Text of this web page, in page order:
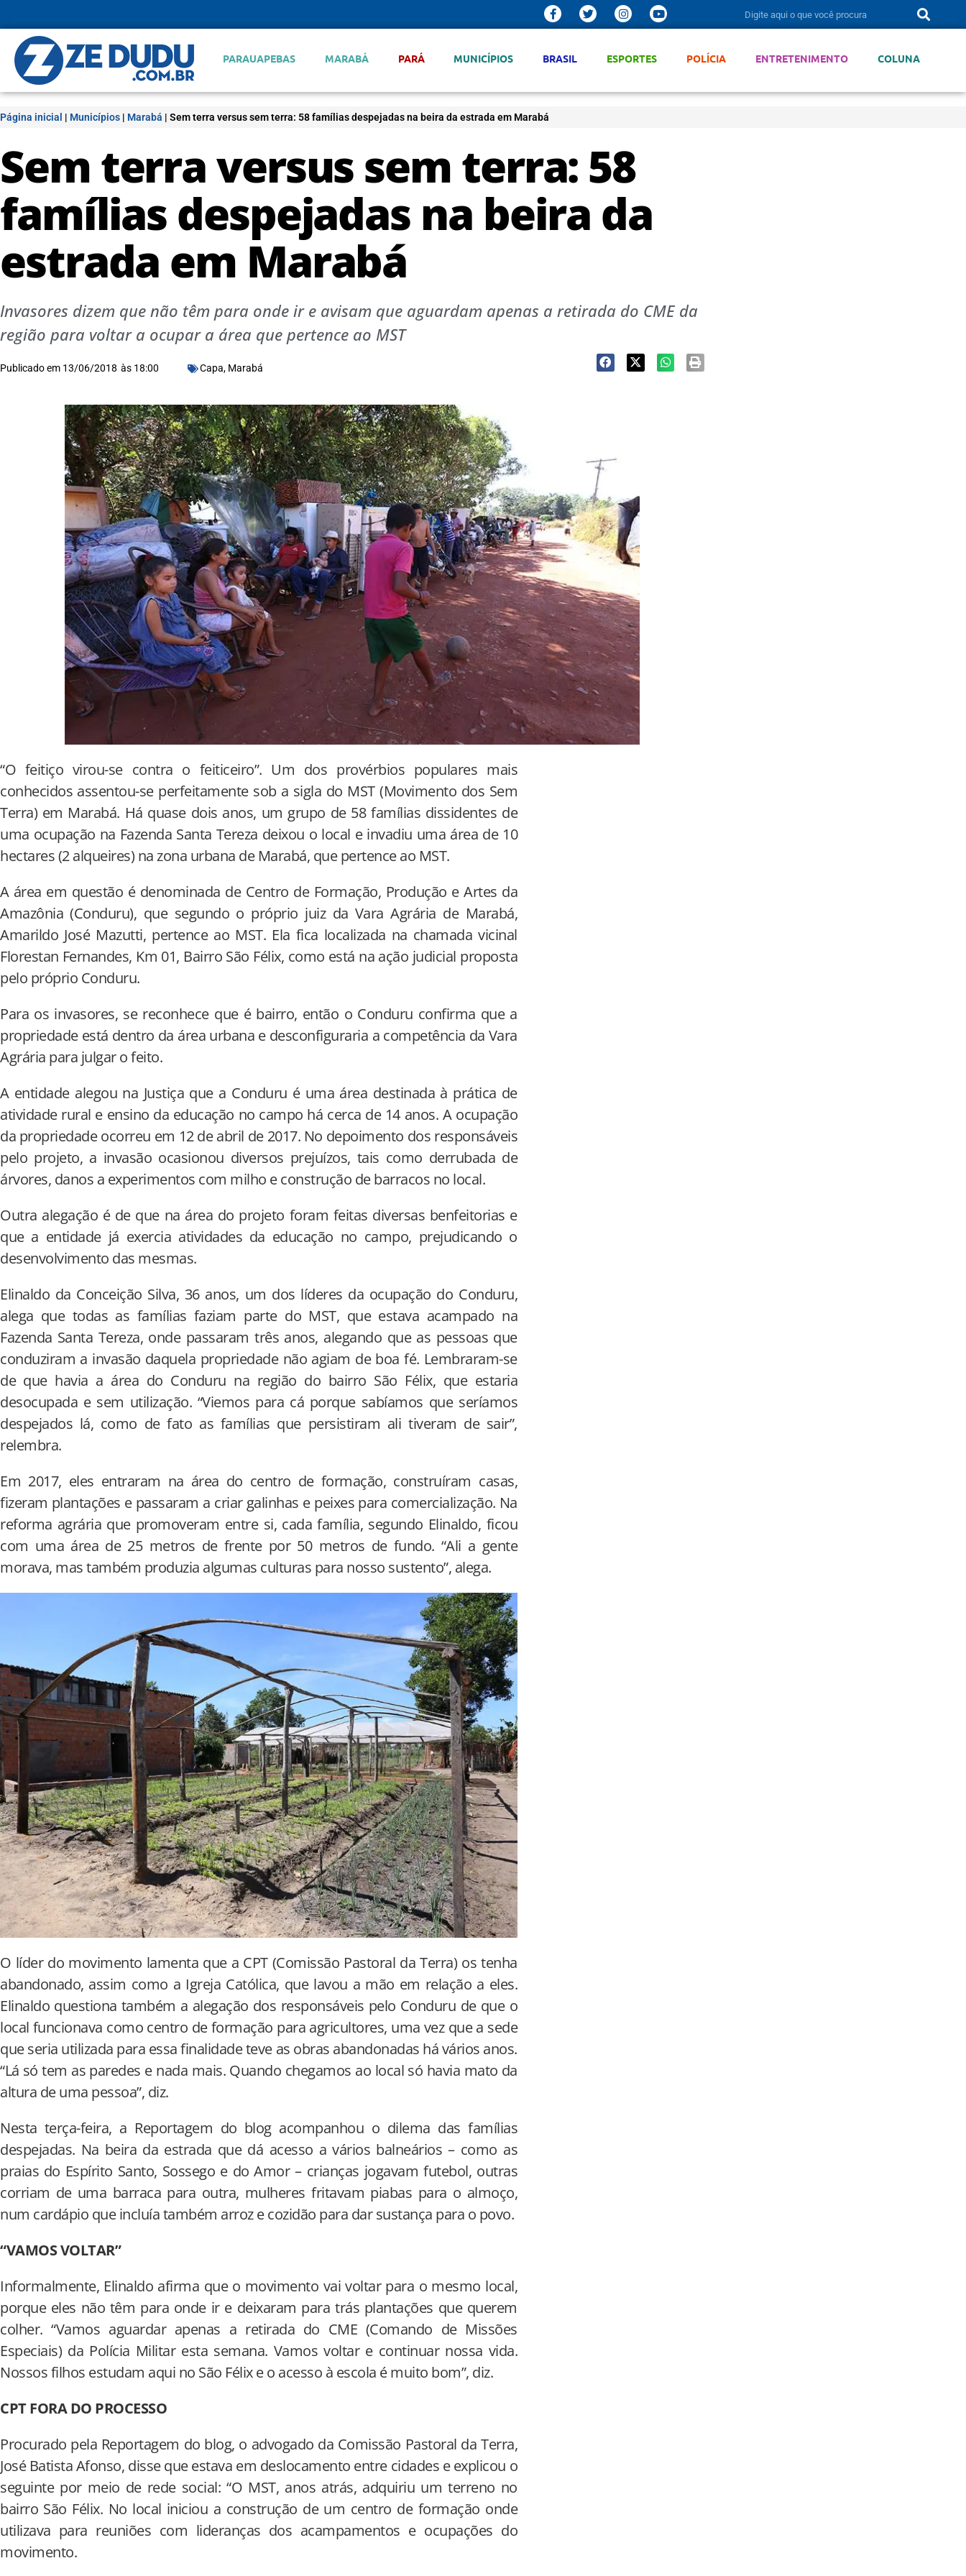
PARAUAPEBAS MARABÁ PARÁ MUNICÍPIOS BRASIL ESPORTES POLÍCIA ENTRETENIMENTO COLUNA
Página inicial | Municípios | Marabá | Sem terra versus sem terra: 58 famílias despejadas na beira da estrada em Marabá
Sem terra versus sem terra: 58
famílias despejadas na beira da
estrada em Marabá
Invasores dizem que não têm para onde ir e avisam que aguardam apenas a retirada do CME da
região para voltar a ocupar a área que pertence ao MST
Publicado em 13/06/2018 às 18:00 Capa, Marabá
“O feitiço virou-se contra o feiticeiro”. Um dos provérbios populares mais
conhecidos assentou-se perfeitamente sob a sigla do MST (Movimento dos Sem
Terra) em Marabá. Há quase dois anos, um grupo de 58 famílias dissidentes de
uma ocupação na Fazenda Santa Tereza deixou o local e invadiu uma área de 10
hectares (2 alqueires) na zona urbana de Marabá, que pertence ao MST.
A área em questão é denominada de Centro de Formação, Produção e Artes da
Amazônia (Conduru), que segundo o próprio juiz da Vara Agrária de Marabá,
Amarildo José Mazutti, pertence ao MST. Ela fica localizada na chamada vicinal
Florestan Fernandes, Km 01, Bairro São Félix, como está na ação judicial proposta
pelo próprio Conduru.
Para os invasores, se reconhece que é bairro, então o Conduru confirma que a
propriedade está dentro da área urbana e desconfiguraria a competência da Vara
Agrária para julgar o feito.
A entidade alegou na Justiça que a Conduru é uma área destinada à prática de
atividade rural e ensino da educação no campo há cerca de 14 anos. A ocupação
da propriedade ocorreu em 12 de abril de 2017. No depoimento dos responsáveis
pelo projeto, a invasão ocasionou diversos prejuízos, tais como derrubada de
árvores, danos a experimentos com milho e construção de barracos no local.
Outra alegação é de que na área do projeto foram feitas diversas benfeitorias e
que a entidade já exercia atividades da educação no campo, prejudicando o
desenvolvimento das mesmas.
Elinaldo da Conceição Silva, 36 anos, um dos líderes da ocupação do Conduru,
alega que todas as famílias faziam parte do MST, que estava acampado na
Fazenda Santa Tereza, onde passaram três anos, alegando que as pessoas que
conduziram a invasão daquela propriedade não agiam de boa fé. Lembraram-se
de que havia a área do Conduru na região do bairro São Félix, que estaria
desocupada e sem utilização. “Viemos para cá porque sabíamos que seríamos
despejados lá, como de fato as famílias que persistiram ali tiveram de sair”,
relembra.
Em 2017, eles entraram na área do centro de formação, construíram casas,
fizeram plantações e passaram a criar galinhas e peixes para comercialização. Na
reforma agrária que promoveram entre si, cada família, segundo Elinaldo, ficou
com uma área de 25 metros de frente por 50 metros de fundo. “Ali a gente
morava, mas também produzia algumas culturas para nosso sustento”, alega.
O líder do movimento lamenta que a CPT (Comissão Pastoral da Terra) os tenha
abandonado, assim como a Igreja Católica, que lavou a mão em relação a eles.
Elinaldo questiona também a alegação dos responsáveis pelo Conduru de que o
local funcionava como centro de formação para agricultores, uma vez que a sede
que seria utilizada para essa finalidade teve as obras abandonadas há vários anos.
“Lá só tem as paredes e nada mais. Quando chegamos ao local só havia mato da
altura de uma pessoa”, diz.
Nesta terça-feira, a Reportagem do blog acompanhou o dilema das famílias
despejadas. Na beira da estrada que dá acesso a vários balneários – como as
praias do Espírito Santo, Sossego e do Amor – crianças jogavam futebol, outras
corriam de uma barraca para outra, mulheres fritavam piabas para o almoço,
num cardápio que incluía também arroz e cozidão para dar sustança para o povo.
“VAMOS VOLTAR”
Informalmente, Elinaldo afirma que o movimento vai voltar para o mesmo local,
porque eles não têm para onde ir e deixaram para trás plantações que querem
colher. “Vamos aguardar apenas a retirada do CME (Comando de Missões
Especiais) da Polícia Militar esta semana. Vamos voltar e continuar nossa vida.
Nossos filhos estudam aqui no São Félix e o acesso à escola é muito bom”, diz.
CPT FORA DO PROCESSO
Procurado pela Reportagem do blog, o advogado da Comissão Pastoral da Terra,
José Batista Afonso, disse que estava em deslocamento entre cidades e explicou o
seguinte por meio de rede social: “O MST, anos atrás, adquiriu um terreno no
bairro São Félix. No local iniciou a construção de um centro de formação onde
utilizava para reuniões com lideranças dos acampamentos e ocupações do
movimento.